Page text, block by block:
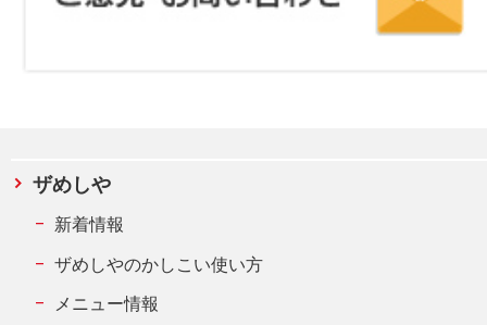
ザめしや
新着情報
ザめしやのかしこい使い方
メニュー情報